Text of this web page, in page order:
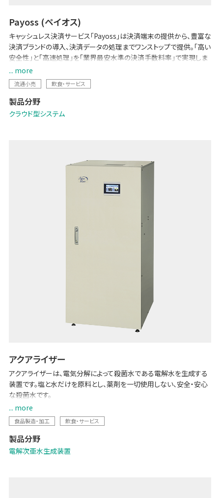
Payoss (ペイオス)
キャッシュレス決済サービス「Payoss」は決済端末の提供から、豊富な
決済ブランドの導入、決済データの処理までワンストップで提供。「高い
安全性」と「高速処理」を「業界最安水準の決済手数料率」で実現しま
した。集計作業や会計処理の手間を軽減する専用サイトは無料利用
可。決済に関するお店の課題を一気に解決します。非接触のお買い物
で、衛生的決済環境の実現にも寄与します。
ブランドWebサイト: 「Payoss (ペイオス)」
... more
流通小売 飲食・サービス
製品分野
クラウド型システム
アクアライザー
アクアライザーは、電気分解によって殺菌水である電解水を生成する
装置です。塩と水だけを原料とし、薬剤を一切使用しない、安全・安心
な殺菌水です。
さらに炭酸 (Co2) を使うことによって微酸性の「炭酸電解次亜水」を生
成することも可能です。殺菌の主成分である次亜塩素酸の残存率が高
く、炭酸効果がプラスされて低濃度で強力な殺菌を実現します。
... more
食品製造・加工 飲食・サービス
製品分野
電解次亜水生成装置